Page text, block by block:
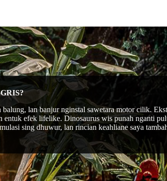
lan banjur nginstal sawetara motor cilik.
entuk efek lifelike. Dinosaurus wis punah nganti
sing dhuwur, lan rincian keahliane saya